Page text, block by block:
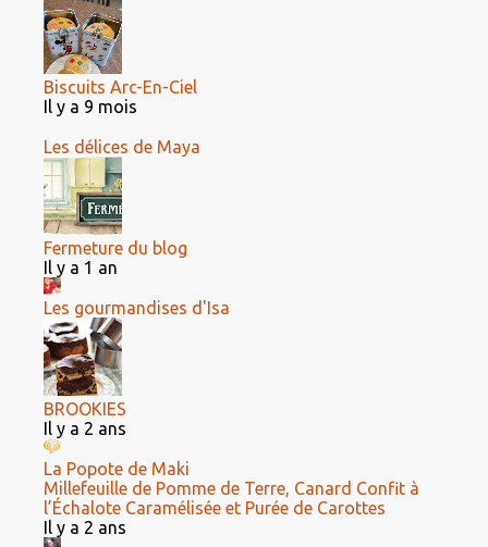
Biscuits Arc-En-Ciel
Il y a 9 mois
Les délices de Maya
Fermeture du blog
Il y a 1 an
Les gourmandises d'Isa
BROOKIES
Il y a 2 ans
La Popote de Maki
Millefeuille de Pomme de Terre, Canard Confit à
l’Échalote Caramélisée et Purée de Carottes
Il y a 2 ans